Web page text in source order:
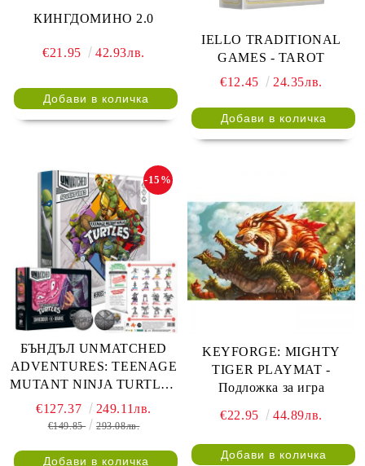
КИНГДОМИНО 2.0
€21.95 42.93лв.
IELLO TRADITIONAL
GAMES - TAROT
€12.45
24.35лв.
БЪНДЪЛ UNMATCHED
ADVENTURES: TEENAGE
MUTANT NINJA TURTLES
+ COLLECTOR COIN +
ALT ART + FOIL CARDS +
PACK + SHREDDER VS
-15%
€127.37 249.11лв.
€149.85 293.08лв.
KEYFORGE: MIGHTY
TIGER PLAYMAT -
Подложка за игра
€22.95
44.89лв.